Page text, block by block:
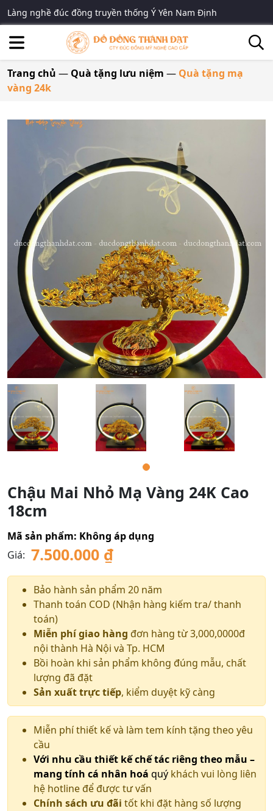
Làng nghề đúc đồng truyền thống Ý Yên Nam Định
Trang chủ — Quà tặng lưu niệm — Quà tặng mạ
vàng 24k
Chậu Mai Nhỏ Mạ Vàng 24K Cao
18cm
Mã sản phẩm: Không áp dụng
Giá: 7.500.000 ₫
Bảo hành sản phẩm 20 năm
Thanh toán COD (Nhận hàng kiếm tra/ thanh
toán)
Miễn phí giao hàng đơn hàng từ 3,000,0000đ
nội thành Hà Nội và Tp. HCM
Bồi hoàn khi sản phẩm không đúng mẫu, chất
lượng đã đặt
Sản xuất trực tiếp, kiểm duyệt kỹ càng
Miễn phí thiết kế và làm tem kính tặng theo yêu
cầu
Với nhu cầu thiết kế chế tác riêng theo mẫu –
mang tính cá nhân hoá quý khách vui lòng liên
hệ hotline để được tư vấn
Chính sách ưu đãi tốt khi đặt hàng số lượng